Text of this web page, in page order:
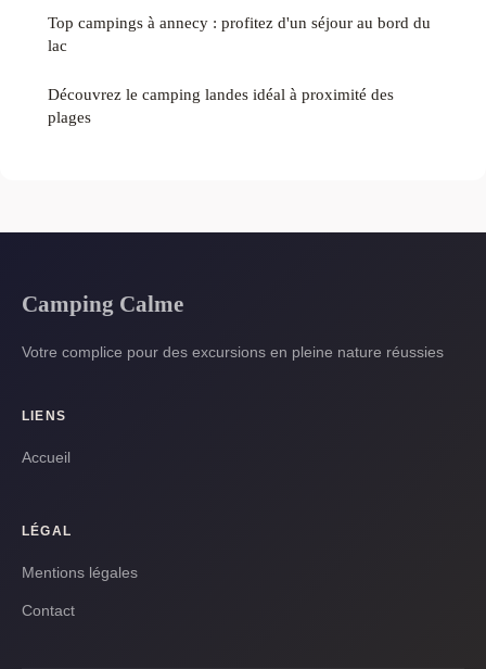
Top campings à annecy : profitez d'un séjour au bord du
lac
Découvrez le camping landes idéal à proximité des
plages
Camping Calme
Votre complice pour des excursions en pleine nature réussies
LIENS
Accueil
LÉGAL
Mentions légales
Contact